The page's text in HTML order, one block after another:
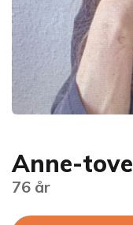
Anne-tove
76 år